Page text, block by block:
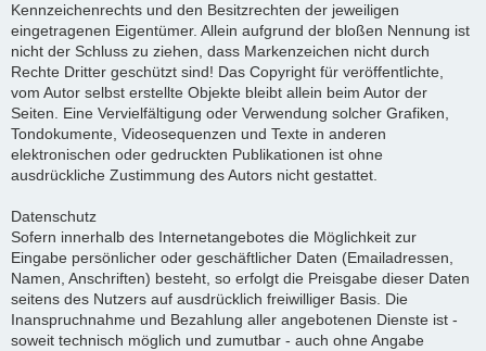
Kennzeichenrechts und den Besitzrechten der jeweiligen
eingetragenen Eigentümer. Allein aufgrund der bloßen Nennung ist
nicht der Schluss zu ziehen, dass Markenzeichen nicht durch
Rechte Dritter geschützt sind! Das Copyright für veröffentlichte,
vom Autor selbst erstellte Objekte bleibt allein beim Autor der
Seiten. Eine Vervielfältigung oder Verwendung solcher Grafiken,
Tondokumente, Videosequenzen und Texte in anderen
elektronischen oder gedruckten Publikationen ist ohne
ausdrückliche Zustimmung des Autors nicht gestattet.
Datenschutz
Sofern innerhalb des Internetangebotes die Möglichkeit zur
Eingabe persönlicher oder geschäftlicher Daten (Emailadressen,
Namen, Anschriften) besteht, so erfolgt die Preisgabe dieser Daten
seitens des Nutzers auf ausdrücklich freiwilliger Basis. Die
Inanspruchnahme und Bezahlung aller angebotenen Dienste ist -
soweit technisch möglich und zumutbar - auch ohne Angabe